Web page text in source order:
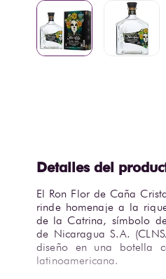
El Ron Flor de Caña
rinde homenaje a la
de la Catrina, símbolo
de Nicaragua S.A.
diseño en una botella
latinoamericana.